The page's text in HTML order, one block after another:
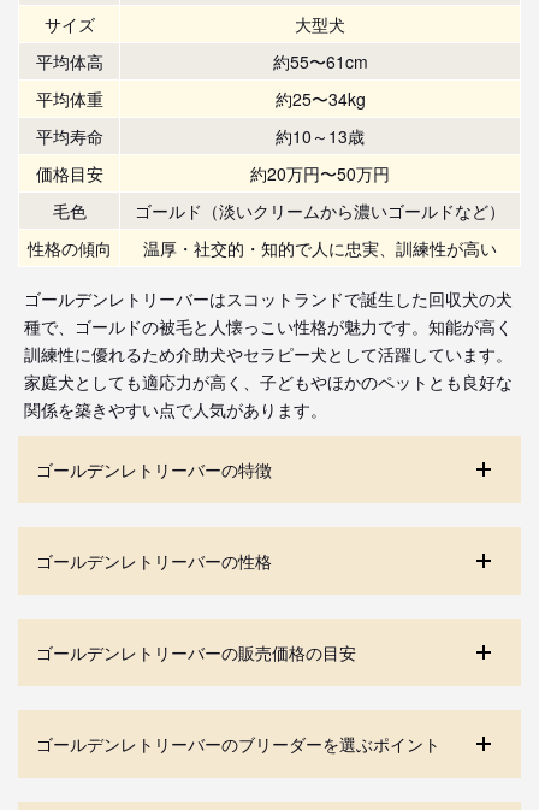
サイズ
大型犬
平均体高
約55〜61cm
平均体重
約25〜34kg
平均寿命
約10～13歳
価格目安
約20万円〜50万円
毛色
ゴールド（淡いクリームから濃いゴールドなど）
性格の傾向
温厚・社交的・知的で人に忠実、訓練性が高い
ゴールデンレトリーバーはスコットランドで誕生した回収犬の犬
種で、ゴールドの被毛と人懐っこい性格が魅力です。知能が高く
訓練性に優れるため介助犬やセラピー犬として活躍しています。
家庭犬としても適応力が高く、子どもやほかのペットとも良好な
関係を築きやすい点で人気があります。
ゴールデンレトリーバーの特徴
ゴールデンレトリーバーの性格
ゴールデンレトリーバーの販売価格の目安
ゴールデンレトリーバーのブリーダーを選ぶポイント